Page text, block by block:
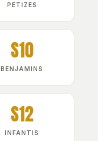
PETIZES
S10
BENJAMINS
S12
INFANTIS